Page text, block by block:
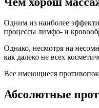
Одним из наиболее
процессы лимфо- и
Однако, несмотря на
как далеко не всех
Все имеющиеся
Абсолютные